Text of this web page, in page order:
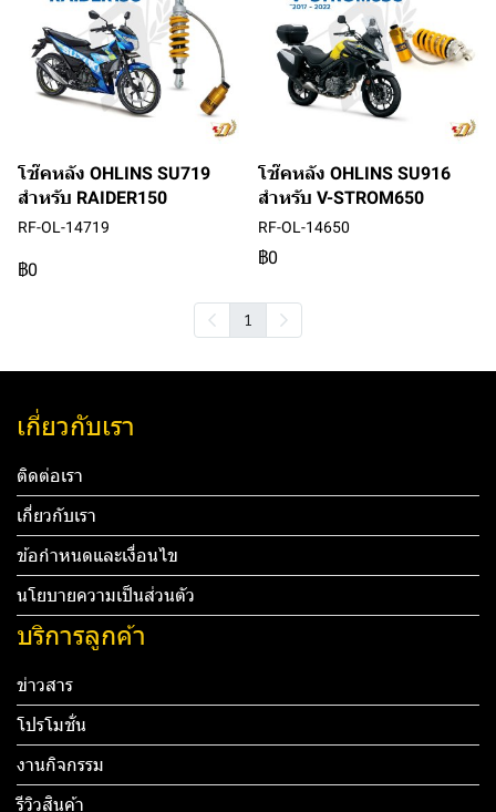
โช๊คหลัง OHLINS SU719
สำหรับ RAIDER150
RF-OL-14719
฿0
โช๊คหลัง OHLINS SU916
สำหรับ V-STROM650
RF-OL-14650
฿0
1
เกี่ยวกับเรา
ติดต่อเรา
เกี่ยวกับเรา
ข้อกำหนดและเงื่อนไข
นโยบายความเป็นส่วนตัว
บริการลูกค้า
ข่าวสาร
โปรโมชั่น
งานกิจกรรม
รีวิวสินค้า